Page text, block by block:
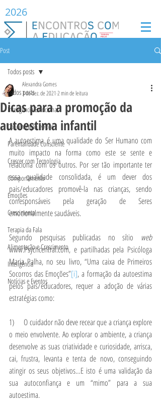
2026
Post
Todos posts
Inteligência Emocional
Concentração e Foco
Parentalidade Consciente
Crescer com Tecnologia
Comportamento
Emoções
Crescimento
Terapia da Fala
Alimentação e Crescimento
Inteligência
Notícias e Eventos
Todos posts
Dicas para a promoção da
autoestima infantil
Alexandra Gomes
3 de dez. de 2021 2 min de leitura
A autoestima é uma qualidade do Ser Humano com
muito impacto na forma como este se sente e
relaciona com os outros. Por ser tão importante ter
essa qualidade consolidada, é um dever dos
pais/educadores promovê-la nas crianças, sendo
corresponsáveis pela geração de Seres
emocionalmente saudáveis.
Segundo pesquisas publicadas no sítio web
www.Psychcentral.com, e partilhadas pela Psicóloga
Maria Palha, no seu livro, “Uma caixa de Primeiros
Socorros das Emoções”[i], a formação da autoestima
pelos pais/educadores, requer a adoção de várias
estratégias como:
1)      O cuidador não deve recear que a criança explore
o meio envolvente. Ao explorar o ambiente, a criança
desenvolve as suas criatividade e curiosidade, arrisca,
cai, frustra, levanta e tenta de novo, conseguindo
atingir os seus objetivos…E isto é uma validação da
sua autoconfiança e um “mimo” para a sua
autoestima.